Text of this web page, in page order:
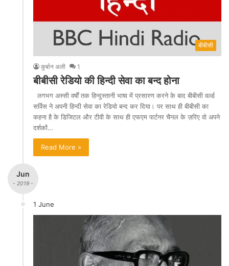
बीबीसी
कुर्बान अली 1
बीबीसी रेडियो की हिन्दी सेवा का बन्द होना
लगभग अस्सी वर्षों तक हिन्दुस्तानी भाषा में प्रसारण करने के बाद बीबीसी वर्ल्ड
सर्विस ने अपनी हिन्दी सेवा का रेडियो बन्द कर दिया। पर साथ ही बीबीसी का
कहना है के डिजिटल और टीवी के साथ ही एफएम पार्टनर चैनल के ज़रिए वो अपने
दर्शकों…
Read More »
Jun
- 2019 -
1 June